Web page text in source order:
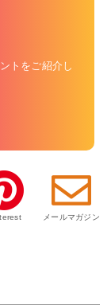
トをご紹介し
メールマガジン